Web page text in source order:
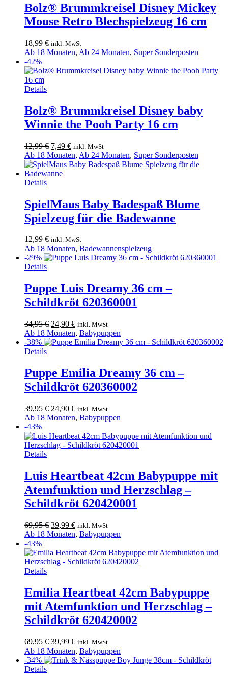
Bolz® Brummkreisel Disney Mickey
Mouse Retro Blechspielzeug 16 cm
18,99 € inkl. MwSt
Ab 18 Monaten, Ab 24 Monaten, Super Sonderposten
-42%
Details
Bolz® Brummkreisel Disney baby
Winnie the Pooh Party 16 cm
12,99€ Ursprünglicher
Preis
war:
12,99 €
7,49 €Aktueller
Preis
ist:
inkl. MwSt
Ab 18 Monaten, Ab 24 Monaten, Super Sonderposten
Details
SpielMaus Baby Badespaß Blume
Spielzeug für die Badewanne
12,99 € inkl. MwSt
Ab 18 Monaten, Badewannenspielzeug
-29%
Details
Puppe Luis Dreamy 36 cm –
Schildkröt 620360001
34,95€ Ursprünglicher
Preis
war:
24,90 €Aktueller
Preis
ist:
inkl. MwSt
Ab 18 Monaten, Babypuppen
-38%
Details
Puppe Emilia Dreamy 36 cm –
Schildkröt 620360002
39,95€ Ursprünglicher
Preis
39,95 €
24,90 €Aktueller
Preis
24,90 €.
inkl. MwSt
Ab 18 Monaten, Babypuppen
-43%
Details
Luis Heartbeat 42cm Babypuppe mit
Atemfunktion und Herzschlag –
Schildkröt 620420001
69,95€ Ursprünglicher
Preis
69,95 €
39,99 €Aktueller
Preis
39,99 €.
inkl. MwSt
Ab 18 Monaten, Babypuppen
-43%
Details
Emilia Heartbeat 42cm Babypuppe
mit Atemfunktion und Herzschlag –
Schildkröt 620420002
69,95€ Ursprünglicher
Preis
war:
39,99 €Aktueller
Preis
ist:
inkl. MwSt
Ab 18 Monaten, Babypuppen
-34%
Details